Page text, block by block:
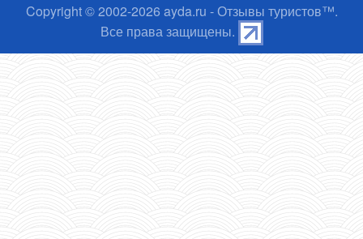
Copyright © 2002-2026 ayda.ru - Отзывы туристов™.
Все права защищены.